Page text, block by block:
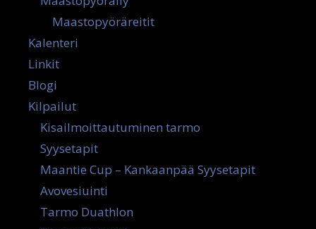
Maastopyöräreitit
Kalenteri
Linkit
Blogi
Kilpailut
Kisailmoittautuminen tarmo
Syysetapit
Maantie Cup – Kankaanpää Syysetapit
Avovesiuinti
Tarmo Duathlon